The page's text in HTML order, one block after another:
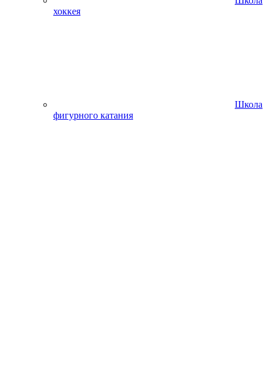
хоккея
Школа
фигурного катания